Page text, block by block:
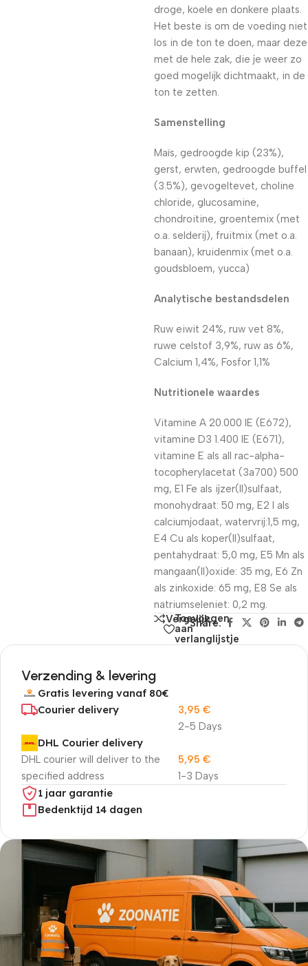
droge, koele en donkere plaats.
Het beste is om de voeding niet
los in de ton te doen, maar deze
met de hele zak, die je weer zo
goed mogelijk dichtmaakt, in de
ton te zetten.
Samenstelling
Maïs, gedroogde kip (23%),
gerst, erwten, gedroogde buffel
(3.5%), gevogeltevet, choline
chloride, glucosamine,
chondroitine, groentemix (met
o.a. selderij), fruitmix (met o.a.
banaan), kruidenmix (met o.a.
goudsbloem, yucca)
Analytische bestandsdelen
Ruw eiwit 24%, ruw vet 8%,
ruwe celstof 3,9%, ruw as 6%,
Calcium 1,4%, Fosfor 1,1%
Nutritionele waardes
Vitamine A 20.000 IE (E672),
vitamine D3 1.400 IE (E671),
vitamine E als all rac-alpha-
tocopherylacetat (3a700) 500
mg, E1 Fe als ijzer(II)sulfaat,
monohydraat: 50 mg, E2 I als
calciumjodaat, watervrij:1,5 mg,
E4 Cu als koper(II)sulfaat,
pentahydraat: 5,0 mg, E5 Mn als
mangaan(II)oxide: 35 mg, E6 Zn
als zinkoxide: 65 mg, E8 Se als
natriumseleniet: 0,2 mg.
Vergelijk
Toevoegen
aan
verlanglijstje
Share:
Verzending & levering
Gratis levering vanaf 80€
Courier delivery
2-5 Days
3,95 €
DHL Courier delivery
DHL courier will deliver to the
specified address
1-3 Days
5,95 €
1 jaar garantie
Bedenktijd 14 dagen